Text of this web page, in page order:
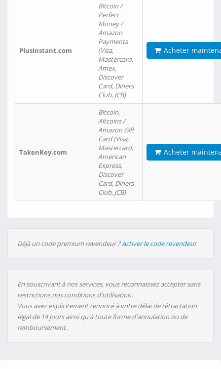
PlusInstant.com
Bitcoin /
Perfect
Money /
Amazon
Payments
(Visa,
Mastercard,
Amex,
Discover
Card, Diners
Club, JCB)
Acheter
TakenKey.com
Bitcoin,
Altcoins /
Amazon Gift
Card (Visa,
Mastercard,
American
Express,
Discover
Card, Diners
Club, JCB)
Acheter
Déjà un code premium revendeur ?Activer le code revendeur
En souscrivant à nos services, vous reconnaissez accepter sans
restrictions nos conditions d'utilisation.
Vous avez explicitement renoncé à votre délai de rétractation
légal de 14 jours ainsi qu'à toute forme d'annulation ou de
remboursement.